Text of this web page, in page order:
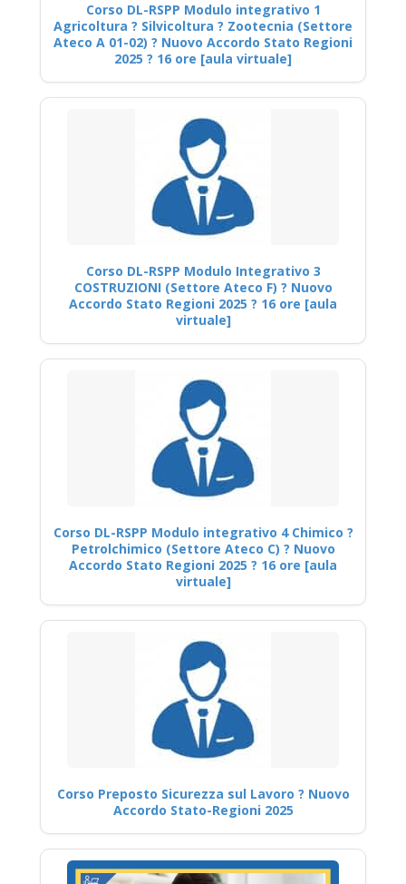
Corso DL-RSPP Modulo integrativo 1
Agricoltura ? Silvicoltura ? Zootecnia (Settore
Ateco A 01-02) ? Nuovo Accordo Stato Regioni
2025 ? 16 ore [aula virtuale]
Corso DL-RSPP Modulo Integrativo 3
COSTRUZIONI (Settore Ateco F) ? Nuovo
Accordo Stato Regioni 2025 ? 16 ore [aula
virtuale]
Corso DL-RSPP Modulo integrativo 4 Chimico ?
Petrolchimico (Settore Ateco C) ? Nuovo
Accordo Stato Regioni 2025 ? 16 ore [aula
virtuale]
Corso Preposto Sicurezza sul Lavoro ? Nuovo
Accordo Stato-Regioni 2025